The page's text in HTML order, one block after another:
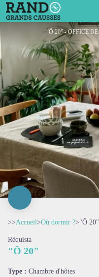
"Ô 20"
>>Accueil>Où dormir ?>"Ô 20"
Réquista
"Ô 20"
Type : Chambre d'hôtes